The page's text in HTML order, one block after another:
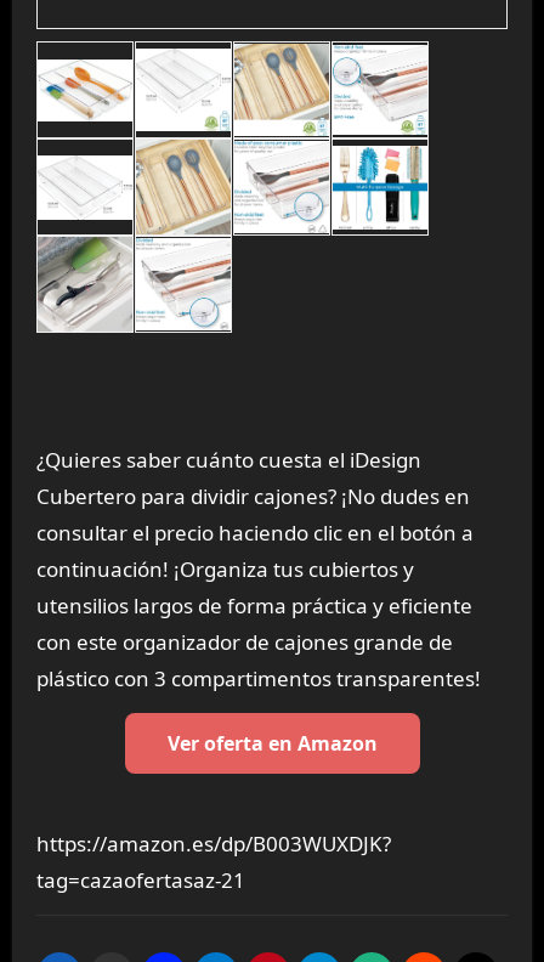
¿Quieres saber cuánto cuesta el iDesign
Cubertero para dividir cajones? ¡No dudes en
consultar el precio haciendo clic en el botón a
continuación! ¡Organiza tus cubiertos y
utensilios largos de forma práctica y eficiente
con este organizador de cajones grande de
plástico con 3 compartimentos transparentes!
Ver oferta en Amazon
https://amazon.es/dp/B003WUXDJK?
tag=cazaofertasaz-21